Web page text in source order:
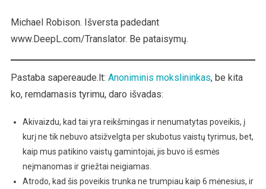
Michael Robison. Išversta padedant
www.DeepL.com/Translator. Be pataisymų.
Pastaba sapereaude.lt: Anoniminis mokslininkas, be kita
ko, remdamasis tyrimu, daro išvadas:
Akivaizdu, kad tai yra reikšmingas ir nenumatytas poveikis, į
kurį ne tik nebuvo atsižvelgta per skubotus vaistų tyrimus, bet,
kaip mus patikino vaistų gamintojai, jis buvo iš esmės
neįmanomas ir griežtai neigiamas.
Atrodo, kad šis poveikis trunka ne trumpiau kaip 6 mėnesius, ir